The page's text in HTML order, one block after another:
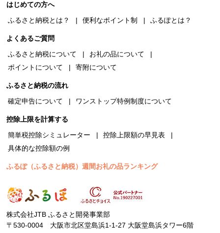
はじめての方へ
ふるさと納税とは？
便利なポイント制 ふるぽとは？
よくあるご質問
ふるさと納税について
お礼の品について
ポイントについて
寄附について
ふるさと納税の流れ
確定申告について
ワンストップ特例制度について
控除上限を計算する
簡単税控除シミュレーター
控除上限額の早見表
具体的な控除額の例
ふるぽ（ふるさと納税）週間お礼の品ランキング
株式会社JTB ふるさと開発事業部
〒530-0004 大阪市北区堂島浜1-1-27 大阪堂島浜タワー6階